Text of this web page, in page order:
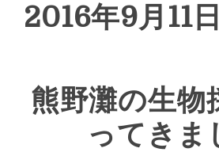
2016年9月11日
熊野灘の生物
ってきま